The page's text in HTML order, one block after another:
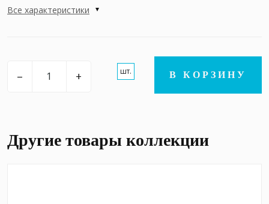
Все характеристики
– + шт. В КОРЗИНУ
Другие товары коллекции